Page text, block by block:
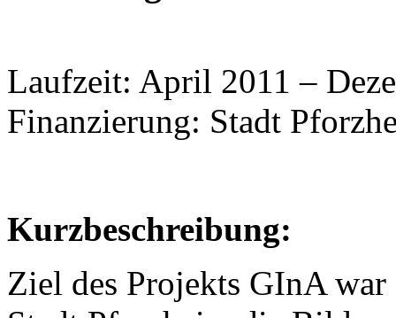
Laufzeit: April 2011 –
Finanzierung: Stadt
Kurzbeschreibung:
Ziel des Projekts GInA war